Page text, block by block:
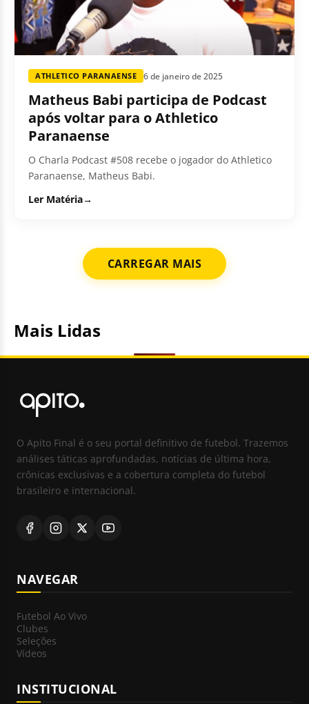
ATHLETICO PARANAENSE 6 de janeiro de 2025
Matheus Babi participa de Podcast
após voltar para o Athletico
Paranaense
O Charla Podcast #508 recebe o jogador do Athletico
Paranaense, Matheus Babi.
Ler Matéria→
CARREGAR MAIS
Mais Lidas
O Apito Final é o seu portal definitivo de futebol. Trazemos
análises táticas aprofundadas, notícias de última hora,
crônicas exclusivas e a cobertura completa do futebol
brasileiro e internacional.
NAVEGAR
Futebol Ao Vivo
Clubes
Seleções
Vídeos
INSTITUCIONAL